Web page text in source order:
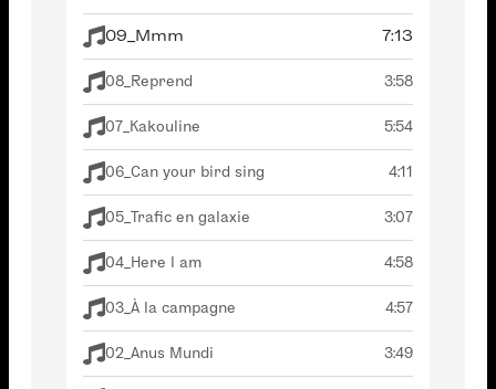
09_Mmm 7:13
08_Reprend 3:58
07_Kakouline 5:54
06_Can your bird sing 4:11
05_Trafic en galaxie 3:07
04_Here I am 4:58
03_À la campagne 4:57
02_Anus Mundi 3:49